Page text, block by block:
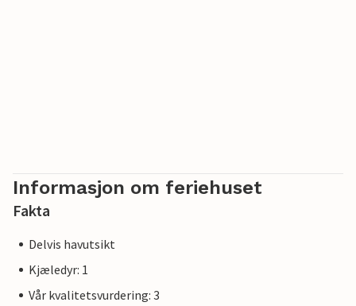
Informasjon om feriehuset
Fakta
Delvis havutsikt
Kjæledyr: 1
Vår kvalitetsvurdering: 3